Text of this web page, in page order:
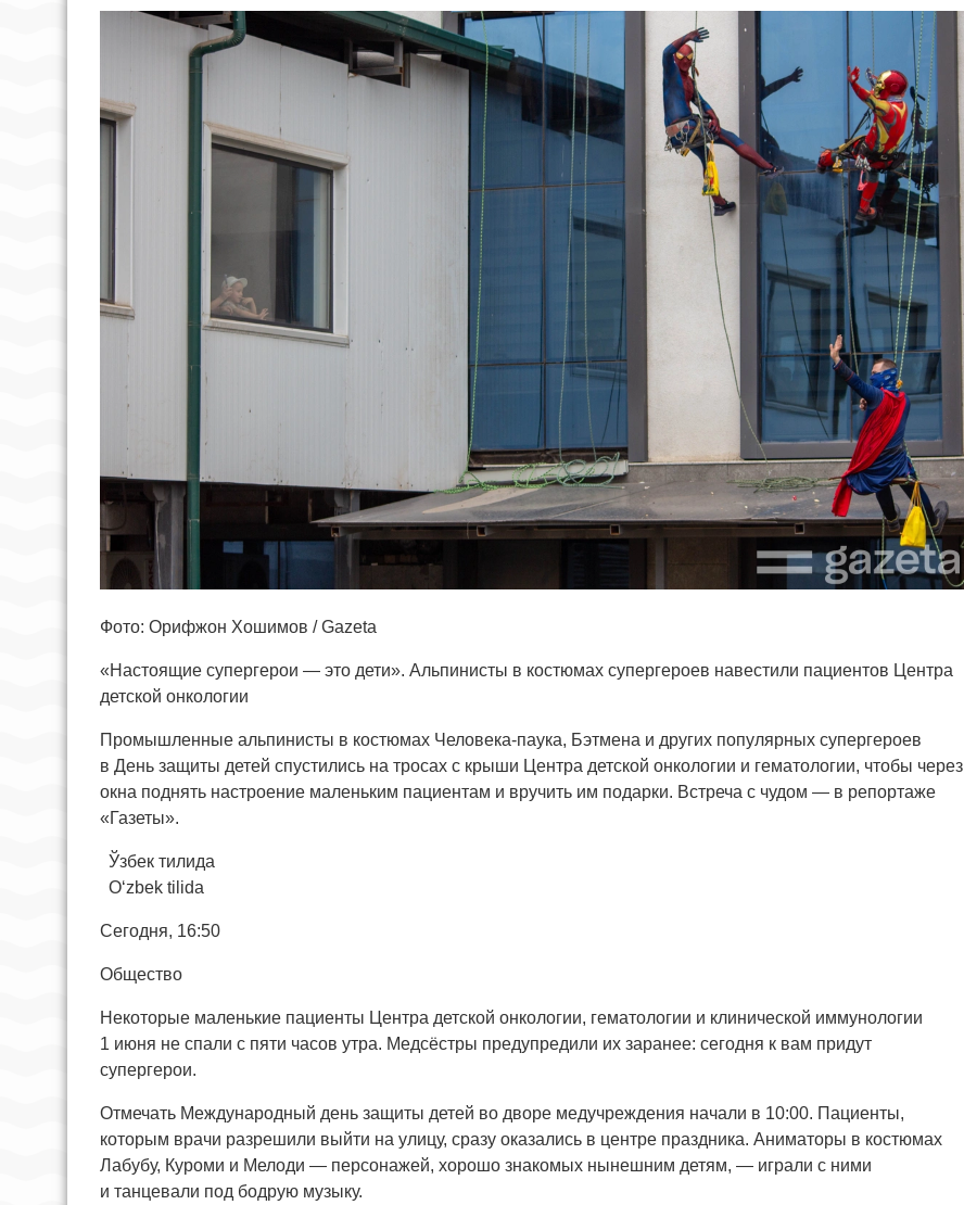
Фото: Орифжон Хошимов / Gazeta
«Настоящие супергерои — это дети». Альпинисты в костюмах супергероев навестили пациентов Центра
детской онкологии
Промышленные альпинисты в костюмах Человека-паука, Бэтмена и других популярных супергероев
в День защиты детей спустились на тросах с крыши Центра детской онкологии и гематологии, чтобы через
окна поднять настроение маленьким пациентам и вручить им подарки. Встреча с чудом — в репортаже
«Газеты».
Ўзбек тилида
O‘zbek tilida
Сегодня, 16:50
Общество
Некоторые маленькие пациенты Центра детской онкологии, гематологии и клинической иммунологии
1 июня не спали с пяти часов утра. Медсёстры предупредили их заранее: сегодня к вам придут
супергерои.
Отмечать Международный день защиты детей во дворе медучреждения начали в 10:00. Пациенты,
которым врачи разрешили выйти на улицу, сразу оказались в центре праздника. Аниматоры в костюмах
Лабубу, Куроми и Мелоди — персонажей, хорошо знакомых нынешним детям, — играли с ними
и танцевали под бодрую музыку.